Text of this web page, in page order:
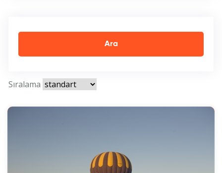
Ara
Sıralama